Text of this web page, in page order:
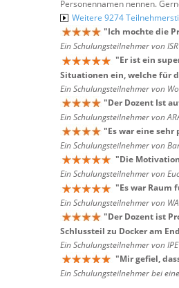
Personennamen nennen.
Weitere 9274
"Ich mochte die
Ein Schulungsteilnehmer von
"Er ist ein
Situationen ein, welche für
Ein Schulungsteilnehmer von
"Der Dozent Ist
Ein Schulungsteilnehmer von
"Es war eine
Ein Schulungsteilnehmer von
"Die
Ein Schulungsteilnehmer von
"Es war
Ein Schulungsteilnehmer von
"Der Dozent ist
Schlussteil zu Docker am
Ein Schulungsteilnehmer von
"Mir gefiel,
Ein Schulungsteilnehmer bei